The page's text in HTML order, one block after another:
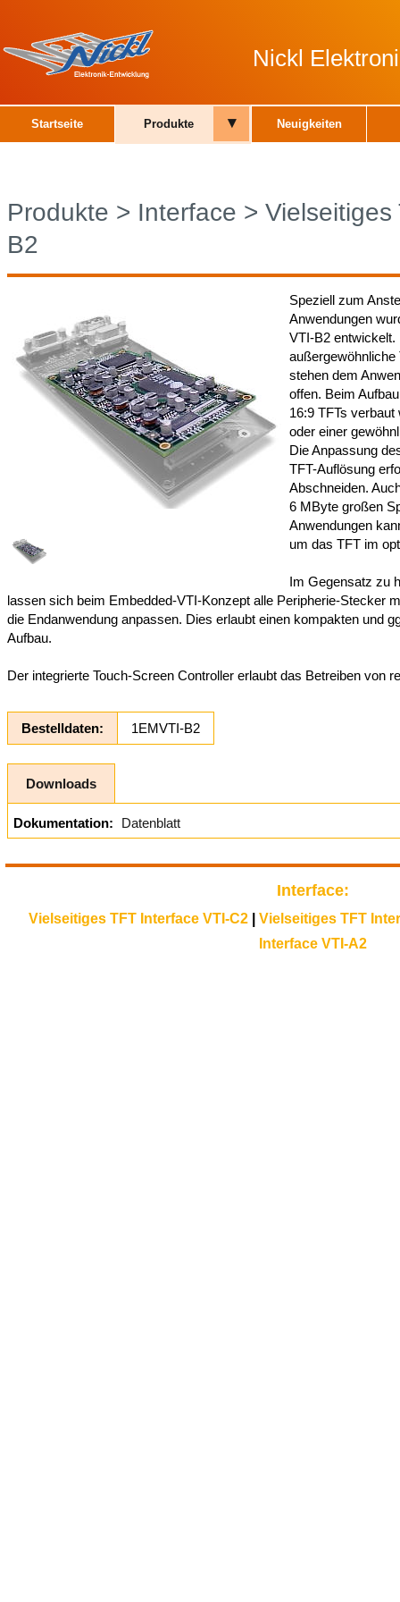
Nickl
Startseite Produkte ▾ Neuigkeiten
Produkte > Interface > Vielseitiges
B2
Speziell zum
Anwendungen
VTI-B2 entwickelt.
stehen dem
offen. Beim
16:9 TFTs
oder einer
Die Anpassung
TFT-Auflösung
Abschneiden.
6 MByte großen
Anwendungen
um das TFT im
Im Gegensatz zu
lassen sich beim Embedded-VTI-Konzept alle Peripherie-Stecker
die Endanwendung anpassen. Dies erlaubt einen kompakten und
Aufbau.
Der integrierte Touch-Screen Controller erlaubt das Betreiben von
Bestelldaten: 1EMVTI-B2
Downloads
Dokumentation: Datenblatt
Interface:
Vielseitiges TFT Interface VTI-C2| Vielseitiges TFT
Interface VTI-A2